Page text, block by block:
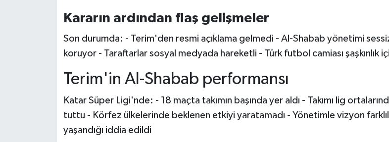
Kararın ardından flaş gelişmeler
Son durumda: - Terim'den resmi açıklama gelmedi - Al-Shabab yönetimi
koruyor - Taraftarlar sosyal medyada hareketli - Türk futbol camiası şaşkınlık
Terim'in Al-Shabab performansı
Katar Süper Ligi'nde: - 18 maçta takımın başında yer aldı - Takımı lig
tuttu - Körfez ülkelerinde beklenen etkiyi yaratamadı - Yönetimle vizyon
yaşandığı iddia edildi